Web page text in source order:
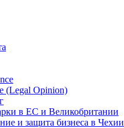
(Legal Opinion)
в ЕС и Великобритании
и защита бизнеса в Чехии